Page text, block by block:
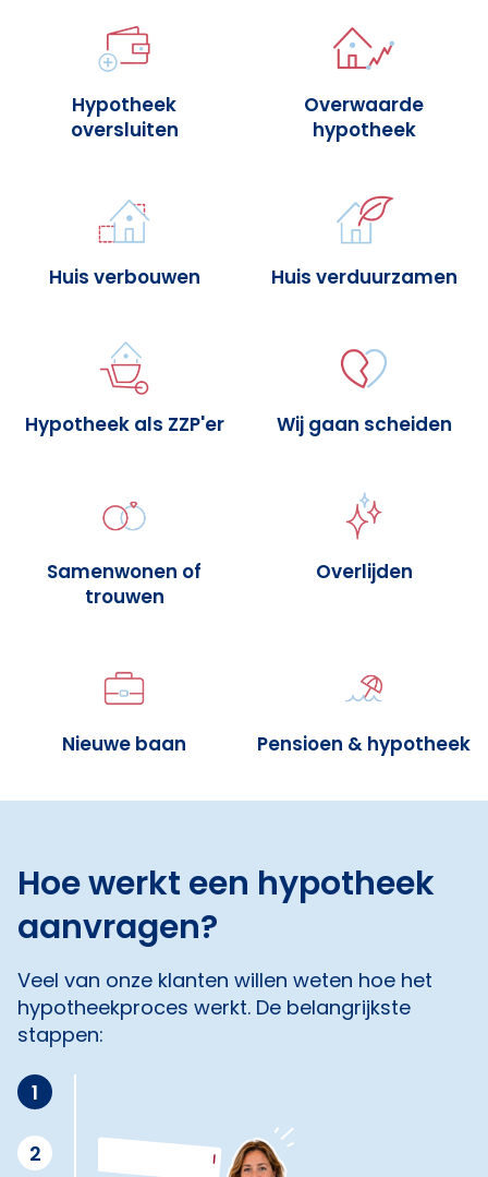
Hypotheek
oversluiten
Overwaarde
hypotheek
Huis verbouwen Huis verduurzamen
Hypotheek als ZZP'er Wij gaan scheiden
Samenwonen of
trouwen
Overlijden
Nieuwe baan Pensioen & hypotheek
Hoe werkt een hypotheek
aanvragen?
Veel van onze klanten willen weten hoe het
hypotheekproces werkt. De belangrijkste
stappen:
1
2